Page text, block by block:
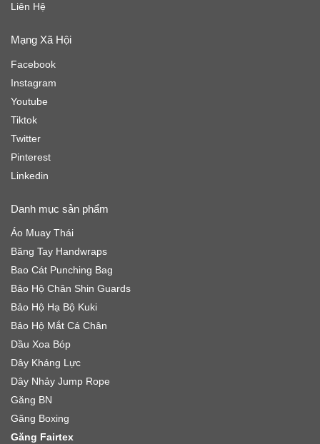
Liên Hệ
Mạng Xã Hội
Facebook
Instagram
Youtube
Tiktok
Twitter
Pinterest
Linkedin
Danh mục sản phẩm
Áo Muay Thái
Băng Tay Handwraps
Bao Cát Punching Bag
Bảo Hộ Chân Shin Guards
Bảo Hộ Hạ Bộ Kuki
Bảo Hộ Mắt Cá Chân
Dầu Xoa Bóp
Dây Kháng Lực
Dây Nhảy Jump Rope
Găng BN
Găng Boxing
Găng Fairtex